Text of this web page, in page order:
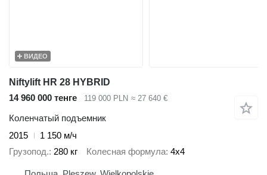
ВИДЕО
Niftylift HR 28 HYBRID
14 960 000 тенге
119 000 PLN ≈ 27 640 €
Коленчатый подъемник
2015
1 150 м/ч
Грузопод. 280 кг Колесная формула 4x4